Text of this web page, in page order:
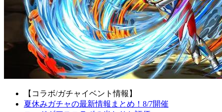
【コラボ/ガチャイベント情報】
夏休みガチャの最新情報まとめ！8/7開催